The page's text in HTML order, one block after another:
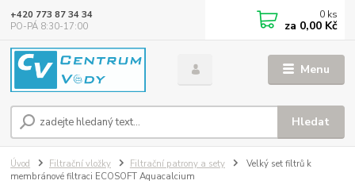
Menu
Hledat
+420 773 87 34 34
PO-PÁ 8:30-17:00
0 ks
za 0,00 Kč
Úvod Filtrační vložky Filtrační patrony a sety
Velký set filtrů k
membránové filtraci ECOSOFT Aquacalcium